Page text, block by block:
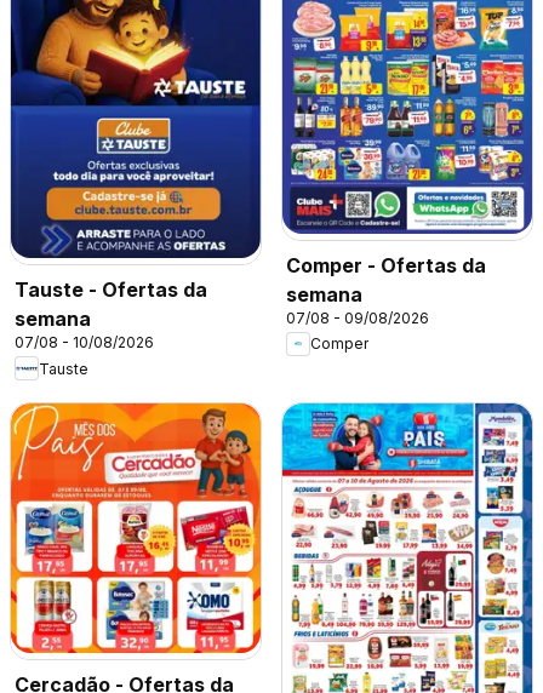
Tauste - Ofertas da
semana
07/08 - 10/08/2026
Tauste
Comper - Ofertas da
semana
07/08 - 09/08/2026
Comper
Cercadão - Ofertas da